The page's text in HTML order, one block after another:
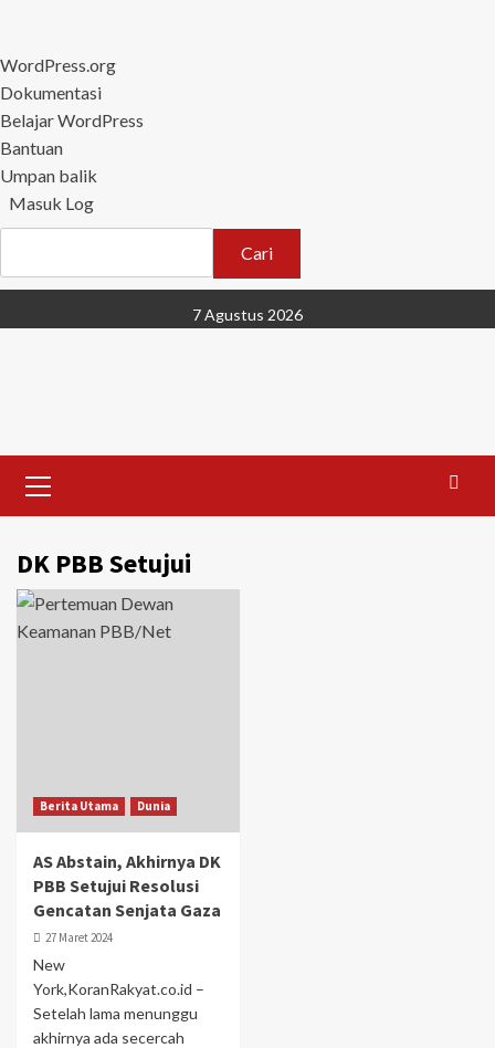
Tentang
WordPress
WordPress.org
Dokumentasi
Belajar WordPress
Bantuan
Umpan balik
Masuk Log
to
7 Agustus 2026
Menu
DK PBB Setujui
Berita Utama Dunia
AS Abstain, Akhirnya DK
PBB Setujui Resolusi
Gencatan Senjata Gaza
27 Maret 2024
New
York,KoranRakyat.co.id –
Setelah lama menunggu
akhirnya ada secercah